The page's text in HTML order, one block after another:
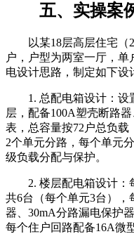
五、实操案
以某18层高层住宅
户，户型为两室一厅，
电设计思路，制定如下设
1. 总配电箱设计：
层，配备100A塑壳断路
表，总容量按72户总负载
2个单元分路，每个单元
级负载分配与保护。
2. 楼层配电箱设计：
共6台（每个单元3台）
器、30mA分路漏电保护
每个住户回路配备16A微